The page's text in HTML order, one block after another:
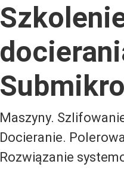
Maszyny.
Docieranie.
Rozwiązanie